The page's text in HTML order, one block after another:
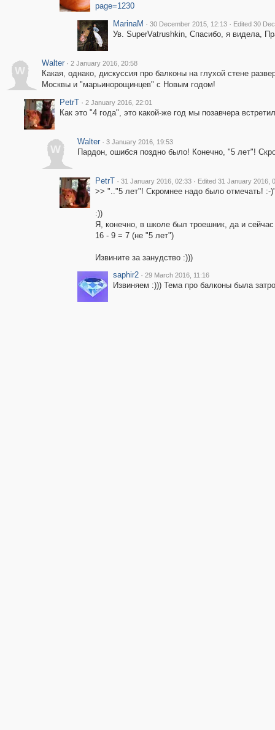
page=1230
MarinaM · 30 December 2015, 12:13 · Edited 30
Ув. SuperVatrushkin, Спасибо, я видела,
W
Walter · 2 January 2016, 20:58
Какая, однако, дискуссия про балконы на глухой стене
Москвы и "марьинорощинцев" с Новым годом!
PetrT · 2 January 2016, 22:01
Как это "4 года", это какой-же год мы позавчера
W
Walter · 3 January 2016, 19:53
Пардон, ошибся поздно было! Конечно, "5 лет"!
PetrT · 31 January 2016, 02:33 · Edited 31 January 2016,
>> ".."5 лет"! Скромнее надо было отмечать! :-
:))
Я, конечно, в школе был троешник, да и
16 - 9 = 7 (не "5 лет")
Извините за занудство :)))
saphir2 · 29 March 2016, 11:16
Извиняем :))) Тема про балконы была